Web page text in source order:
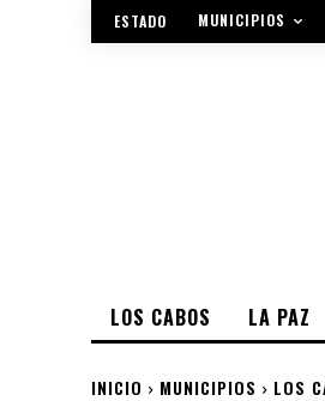
ESTADO MUNICIPIOS
LOS CABOS LA PAZ
INICIO MUNICIPIOS LOS